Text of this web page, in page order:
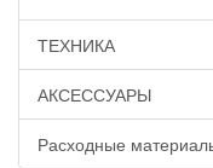
ТЕХНИКА
АКСЕССУАРЫ
Расходные